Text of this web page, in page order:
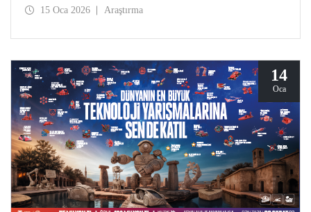
Yerleşkemizde düzenlenen imza töreniyle resmen başladı.
15 Oca 2026 Araştırma
14
Oca